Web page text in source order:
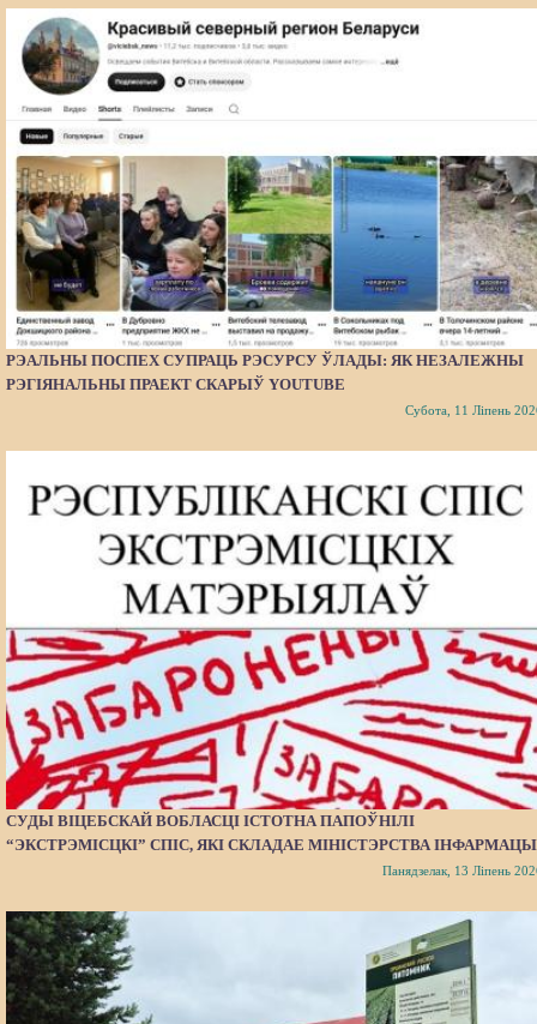
РЭАЛЬНЫ ПОСПЕХ СУПРАЦЬ РЭСУРСУ ЎЛАДЫ: ЯК НЕЗАЛЕЖНЫ
РЭГІЯНАЛЬНЫ ПРАЕКТ СКАРЫЎ YOUTUBE
Субота, 11 Ліпень
СУДЫ ВІЦЕБСКАЙ ВОБЛАСЦІ ІСТОТНА ПАПОЎНІЛІ
“ЭКСТРЭМІСЦКІ” СПІС, ЯКІ СКЛАДАЕ МІНІСТЭРСТВА
Панядзелак, 13 Ліпень